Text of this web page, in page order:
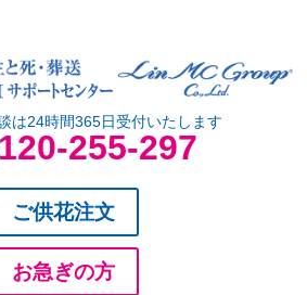
は24時間365日受付いたします
255-297
ご供花注文
お急ぎの方